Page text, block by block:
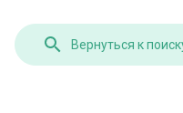
Вернуться к